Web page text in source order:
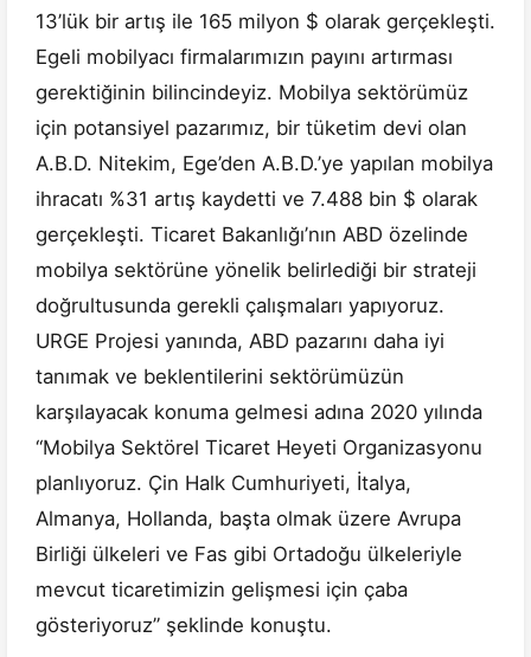
13’lük bir artış ile 165 milyon $ olarak gerçekleşti.
Egeli mobilyacı firmalarımızın payını artırması
gerektiğinin bilincindeyiz. Mobilya sektörümüz
için potansiyel pazarımız, bir tüketim devi olan
A.B.D. Nitekim, Ege’den A.B.D.’ye yapılan mobilya
ihracatı %31 artış kaydetti ve 7.488 bin $ olarak
gerçekleşti. Ticaret Bakanlığı’nın ABD özelinde
mobilya sektörüne yönelik belirlediği bir strateji
doğrultusunda gerekli çalışmaları yapıyoruz.
URGE Projesi yanında, ABD pazarını daha iyi
tanımak ve beklentilerini sektörümüzün
karşılayacak konuma gelmesi adına 2020 yılında
“Mobilya Sektörel Ticaret Heyeti Organizasyonu
planlıyoruz. Çin Halk Cumhuriyeti, İtalya,
Almanya, Hollanda, başta olmak üzere Avrupa
Birliği ülkeleri ve Fas gibi Ortadoğu ülkeleriyle
mevcut ticaretimizin gelişmesi için çaba
gösteriyoruz” şeklinde konuştu.